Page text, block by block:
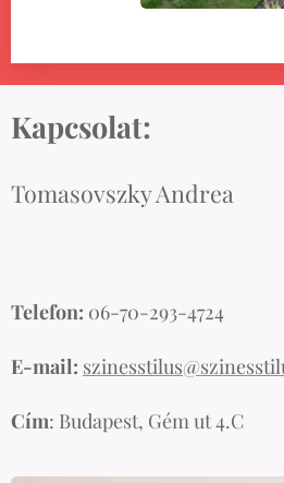
Kapcsolat:
Tomasovszky Andrea
Telefon: 06-70-293-4724
E-mail:
Cím: Budapest, Gém ut 4.C